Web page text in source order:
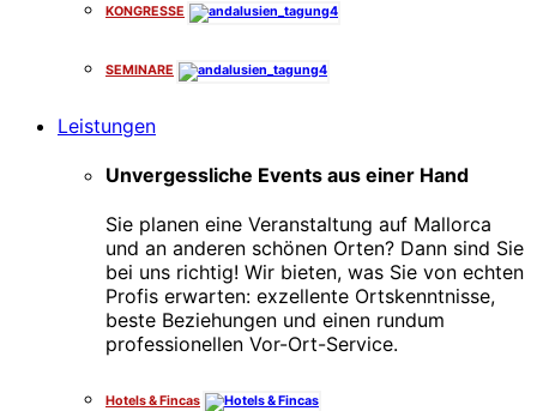
KONGRESSE
SEMINARE
Leistungen
Unvergessliche Events aus einer Hand
Sie planen eine Veranstaltung auf Mallorca
und an anderen schönen Orten? Dann sind Sie
bei uns richtig! Wir bieten, was Sie von echten
Profis erwarten: exzellente Ortskenntnisse,
beste Beziehungen und einen rundum
professionellen Vor-Ort-Service.
Hotels & Fincas